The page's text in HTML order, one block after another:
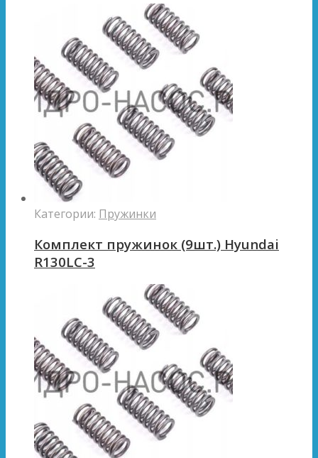
Категории: Пружинки
Комплект пружинок (9шт.) Hyundai
R130LC-3